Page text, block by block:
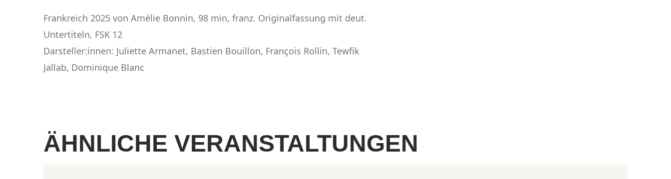
Frankreich 2025 von Amélie Bonnin, 98 min, franz. Originalfassung mit deut.
Untertiteln, FSK 12
Darsteller:innen: Juliette Armanet, Bastien Bouillon, François Rollin, Tewfik
Jallab, Dominique Blanc
ÄHNLICHE VERANSTALTUNGEN